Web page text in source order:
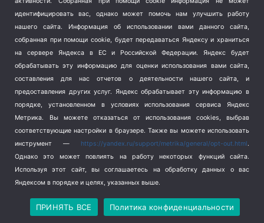
Флот (76)
Школа и спорт (2)
Экология (8)
Экономика (1172)
Copyright © 2026
Политика конфиденциальности
идентифицировать вас, однако может помочь нам улучшить работу
нашего сайта. Информация об использовании вами данного сайта,
собранная при помощи cookie, будет передаваться Яндексу и храниться
на сервере Яндекса в ЕС и Российской Федерации. Яндекс будет
обрабатывать эту информацию для оценки использования вами сайта,
составления для нас отчетов о деятельности нашего сайта, и
предоставления других услуг. Яндекс обрабатывает эту информацию в
порядке, установленном в условиях использования сервиса Яндекс
Метрика.
Вы можете отказаться от использования cookies, выбрав
соответствующие настройки в браузере. Также вы можете использовать
инструмент — https://yandex.ru/support/metrika/general/opt-out.html.
Однако это может повлиять на работу некоторых функций сайта.
Используя этот сайт, вы соглашаетесь на обработку данных о вас
Яндексом в порядке и целях, указанных выше.
ПРИНЯТЬ ВСЕ Политика конфиденциальности